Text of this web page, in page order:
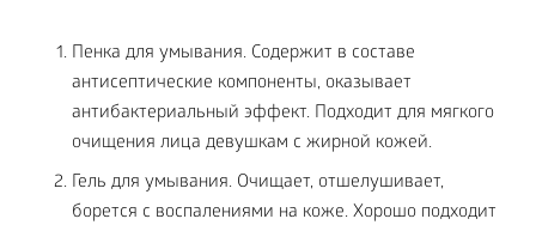
Пенка для умывания. Содержит в составе
антисептические компоненты, оказывает
антибактериальный эффект. Подходит для мягкого
очищения лица девушкам с жирной кожей.
Гель для умывания. Очищает, отшелушивает,
борется с воспалениями на коже. Хорошо подходит